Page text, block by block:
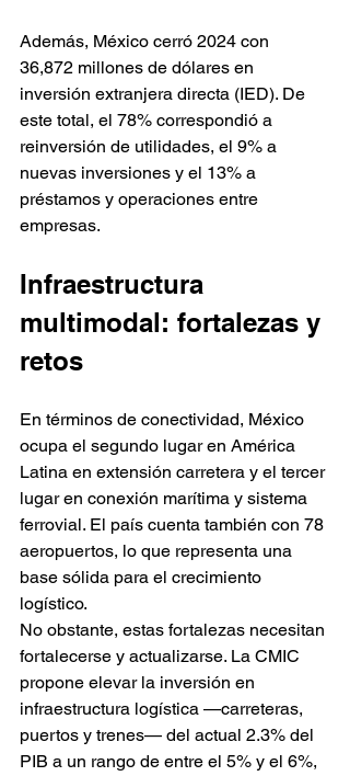
Además, México cerró 2024 con
36,872 millones de dólares en
inversión extranjera directa (IED). De
este total, el 78% correspondió a
reinversión de utilidades, el 9% a
nuevas inversiones y el 13% a
préstamos y operaciones entre
empresas.
Infraestructura
multimodal: fortalezas y
retos
En términos de conectividad, México
ocupa el segundo lugar en América
Latina en extensión carretera y el tercer
lugar en conexión marítima y sistema
ferrovial. El país cuenta también con 78
aeropuertos, lo que representa una
base sólida para el crecimiento
logístico.
No obstante, estas fortalezas necesitan
fortalecerse y actualizarse. La CMIC
propone elevar la inversión en
infraestructura logística —carreteras,
puertos y trenes— del actual 2.3% del
PIB a un rango de entre el 5% y el 6%,